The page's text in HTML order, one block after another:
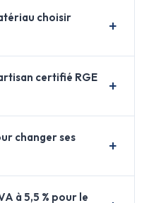
choisir
certifié RGE
changer ses
à 5,5 % pour le